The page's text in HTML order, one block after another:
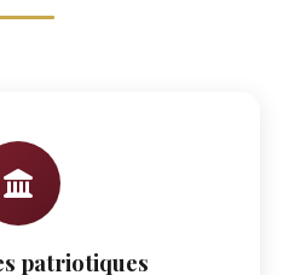
patriotiques